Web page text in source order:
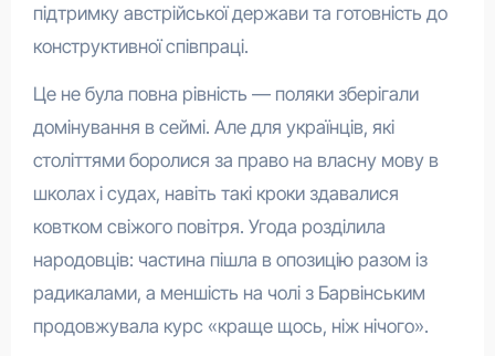
підтримку австрійської держави та готовність до
конструктивної співпраці.
Це не була повна рівність — поляки зберігали
домінування в сеймі. Але для українців, які
століттями боролися за право на власну мову в
школах і судах, навіть такі кроки здавалися
ковтком свіжого повітря. Угода розділила
народовців: частина пішла в опозицію разом із
радикалами, а меншість на чолі з Барвінським
продовжувала курс «краще щось, ніж нічого».